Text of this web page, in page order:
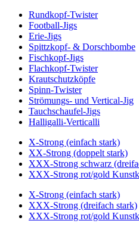
Rundkopf-Twister
Football-Jigs
Erie-Jigs
Spittzkopf- & Dorschbombe
Fischkopf-Jigs
Flachkopf-Twister
Krautschutzköpfe
Spinn-Twister
Strömungs- und Vertical-Jig
Tauchschaufel-Jigs
Halligalli-Verticalli
X-Strong (einfach stark)
XX-Strong (doppelt stark)
XXX-Strong schwarz
XXX-Strong rot/gold
X-Strong (einfach stark)
XXX-Strong (dreifach stark)
XXX-Strong rot/gold